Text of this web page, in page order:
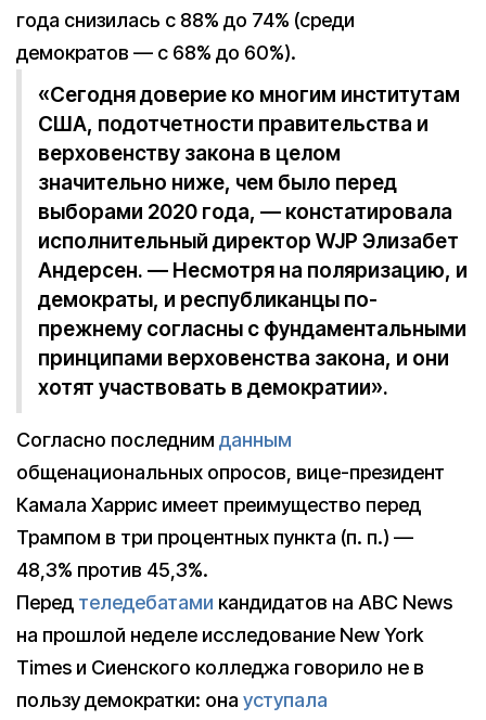
года снизилась с 88% до 74% (среди
демократов — с 68% до 60%).
«Сегодня доверие ко многим институтам
США, подотчетности правительства и
верховенству закона в целом
значительно ниже, чем было перед
выборами 2020 года, — констатировала
исполнительный директор WJP Элизабет
Андерсен. — Несмотря на поляризацию, и
демократы, и республиканцы по-
прежнему согласны с фундаментальными
принципами верховенства закона, и они
хотят участвовать в демократии».
Согласно последним данным
общенациональных опросов, вице-президент
Камала Харрис имеет преимущество перед
Трампом в три процентных пункта (п. п.) —
48,3% против 45,3%.
Перед теледебатами кандидатов на ABC News
на прошлой неделе исследование New York
Times и Сиенского колледжа говорило не в
пользу демократки: она уступала